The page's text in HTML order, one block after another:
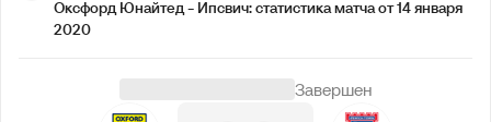
Оксфорд Юнайтед - Ипсвич: статистика матча от 14 января
2020
Завершен